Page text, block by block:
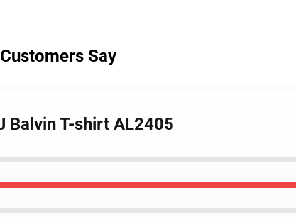
Say
Balvin T-shirt AL2405